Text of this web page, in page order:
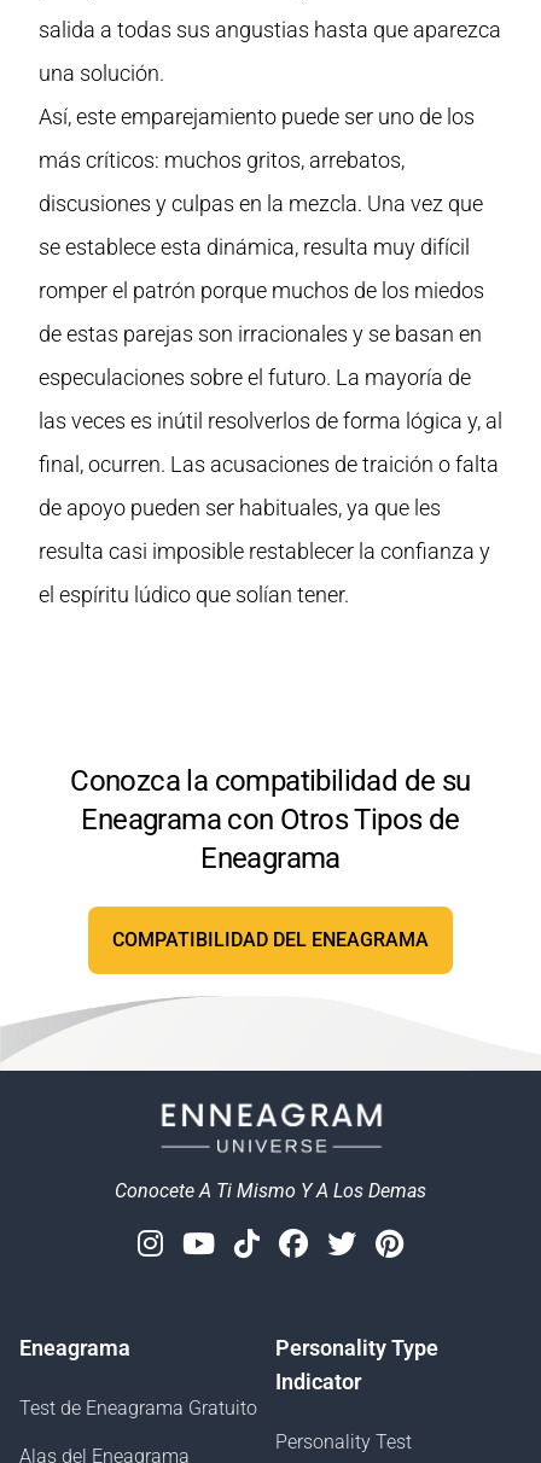
salida a todas sus angustias hasta que aparezca
una solución.
Así, este emparejamiento puede ser uno de los
más críticos: muchos gritos, arrebatos,
discusiones y culpas en la mezcla. Una vez que
se establece esta dinámica, resulta muy difícil
romper el patrón porque muchos de los miedos
de estas parejas son irracionales y se basan en
especulaciones sobre el futuro. La mayoría de
las veces es inútil resolverlos de forma lógica y, al
final, ocurren. Las acusaciones de traición o falta
de apoyo pueden ser habituales, ya que les
resulta casi imposible restablecer la confianza y
el espíritu lúdico que solían tener.
Conozca la compatibilidad de su
Eneagrama con Otros Tipos de
Eneagrama
COMPATIBILIDAD DEL ENEAGRAMA
Conocete A Ti Mismo Y A Los Demas
Instagram
Youtube
TiktokFacebook
TwitterPinterest
Eneagrama
Test de Eneagrama Gratuito
Alas del Eneagrama
Personality Type
Indicator
Personality Test